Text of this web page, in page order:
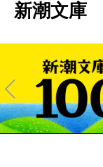
新潮文庫
Pre
v